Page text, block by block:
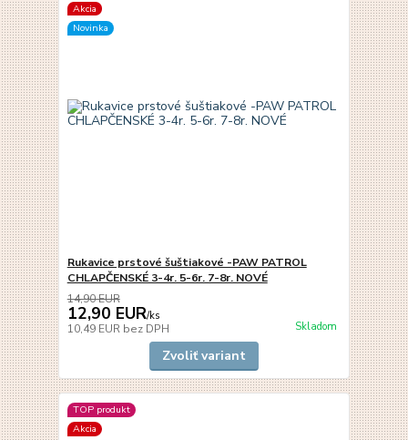
Akcia
Novinka
Rukavice prstové šuštiakové -PAW PATROL
CHLAPČENSKÉ 3-4r. 5-6r. 7-8r. NOVÉ
14,90 EUR
12,90 EUR/ks
10,49 EUR bez DPH Skladom
Zvoliť variant
TOP produkt
Akcia